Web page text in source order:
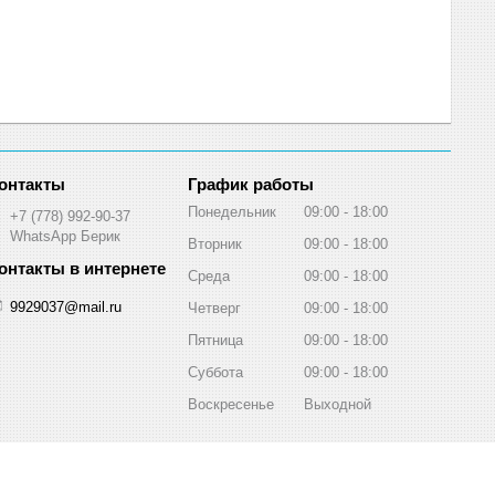
+7 (778) 992-90-37
WhatsApp Берик
9929037@mail.ru
График работы
Понедельник 09:00
18:00
Вторник
09:00
18:00
Среда
09:00
18:00
Четверг
09:00
18:00
Пятница
09:00
18:00
Суббота
09:00
18:00
Воскресенье
Выходной